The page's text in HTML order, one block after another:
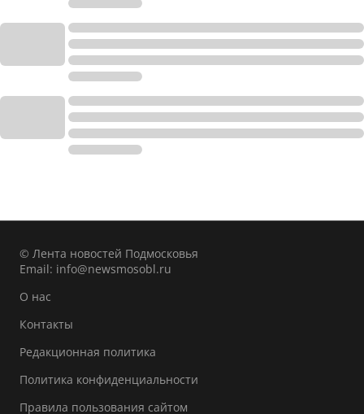
© Лента новостей Подмосковья
Email: info@newsmosobl.ru
О нас
Контакты
Редакционная политика
Политика конфиденциальности
Правила пользования сайтом